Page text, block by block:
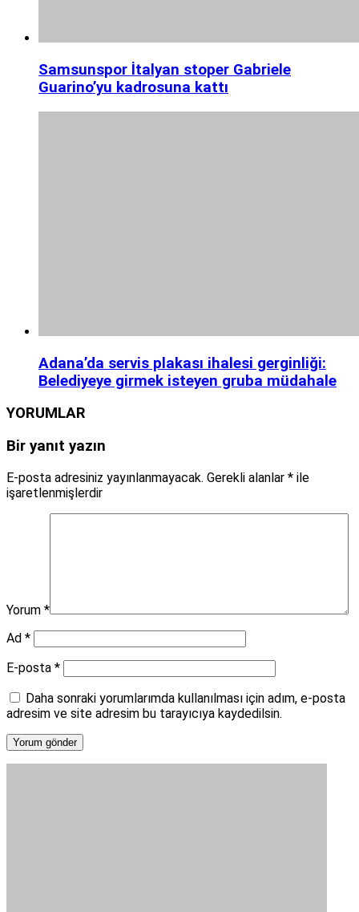
Samsunspor İtalyan stoper Gabriele
Guarino’yu kadrosuna kattı
Adana’da servis plakası ihalesi gerginliği:
Belediyeye girmek isteyen gruba müdahale
YORUMLAR
Bir yanıt yazın
E-posta adresiniz yayınlanmayacak. Gerekli alanlar * ile
işaretlenmişlerdir
Yorum *
Ad *
E-posta *
Daha sonraki yorumlarımda kullanılması için adım, e-posta
adresim ve site adresim bu tarayıcıya kaydedilsin.